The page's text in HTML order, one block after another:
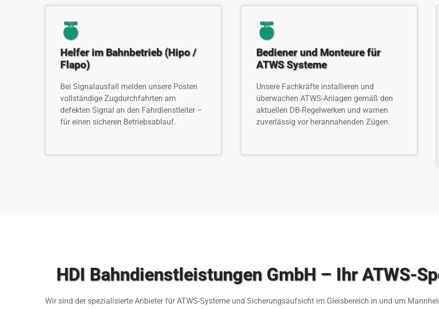
Helfer im Bahnbetrieb (Hipo /
Flapo)
Bei Signalausfall melden unsere Posten
vollständige Zugdurchfahrten am
defekten Signal an den Fahrdienstleiter –
für einen sicheren Betriebsablauf.
Bediener und Monteure für
ATWS Systeme
Unsere Fachkräfte installieren und
überwachen ATWS-Anlagen gemäß den
aktuellen DB-Regelwerken und warnen
zuverlässig vor herannahenden Zügen.
HDI Bahndienstleistungen GmbH – Ihr ATWS-
Wir sind der spezialisierte Anbieter für ATWS-Systeme und Sicherungsaufsicht im Gleisbereich in und um